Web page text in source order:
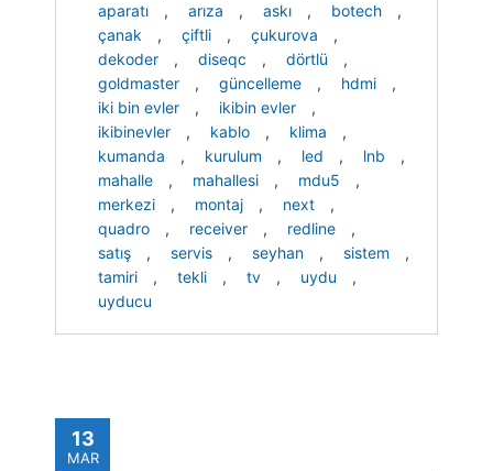
aparatı
, arıza , askı , botech
,
çanak
, çiftli , çukurova
,
dekoder
, diseqc , dörtlü
,
goldmaster
, güncelleme , hdmi
,
iki bin evler
, ikibin evler
,
ikibinevler
, kablo , klima
,
kumanda
, kurulum , led , lnb
,
mahalle
, mahallesi , mdu5
,
merkezi
, montaj , next
,
quadro
, receiver , redline
,
satış
, servis , seyhan , sistem
,
tamiri
, tekli , tv , uydu
,
uyducu
13
MAR